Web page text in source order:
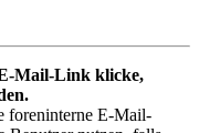
Mail-Link klicke,
foreninterne E-Mail-